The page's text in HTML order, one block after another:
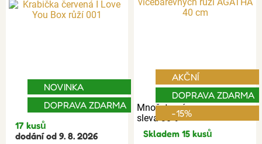
NOVINKA
DOPRAVA ZDARMA
17 kusů
dodání od 9. 8. 2026
Množstevní
sleva 30%
AKČNÍ
DOPRAVA ZDARMA
-15%
Skladem 15 kusů